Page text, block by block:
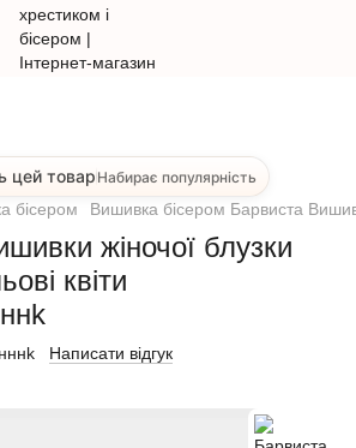
цей товарНабирає популярність
бісером Вишивка бісером Барвиста
жіночої блузки
квіти
Написати відгук